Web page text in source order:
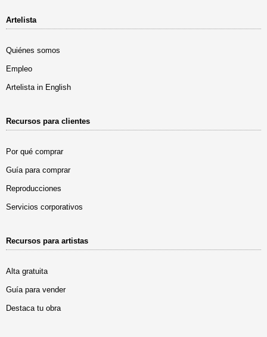
Artelista
Quiénes somos
Empleo
Artelista in English
Recursos para clientes
Por qué comprar
Guía para comprar
Reproducciones
Servicios corporativos
Recursos para artistas
Alta gratuita
Guía para vender
Destaca tu obra